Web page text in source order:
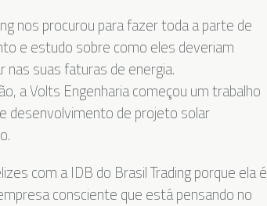
nos procurou para fazer toda a parte de
e estudo sobre como eles deveriam
nas suas faturas de energia.
a Volts Engenharia começou um trabalho
desenvolvimento de projeto solar
com a IDB do Brasil Trading porque ela é
consciente que está pensando no